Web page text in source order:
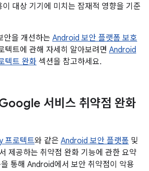
이 대상 기기에 미치는 잠재적 영향을 기준
안을 개선하는 Android 보안 플랫폼 보호
텍트에 관해 자세히 알아보려면 Android
텍트 완화 섹션을 참고하세요.
서비스 취약점 완화
프로텍트와 같은 Android 보안 플랫폼 및
제공하는 취약점 완화 기능에 관한 요약
통해 Android에서 보안 취약점이 악용